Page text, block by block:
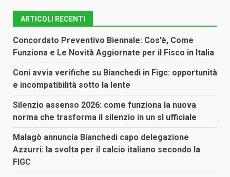
ARTICOLI RECENTI
Concordato Preventivo Biennale: Cos’è, Come
Funziona e Le Novità Aggiornate per il Fisco in Italia
Coni avvia verifiche su Bianchedi in Figc: opportunità
e incompatibilità sotto la lente
Silenzio assenso 2026: come funziona la nuova
norma che trasforma il silenzio in un sì ufficiale
Malagò annuncia Bianchedi capo delegazione
Azzurri: la svolta per il calcio italiano secondo la
FIGC